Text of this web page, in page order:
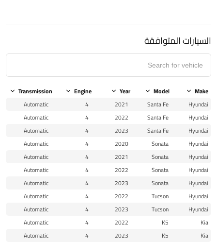
السيارات المتوافقة
Make
Model
Year
Engine
Transmission
Hyundai
Santa Fe
2021
4
Automatic
Hyundai
Santa Fe
2022
4
Automatic
Hyundai
Santa Fe
2023
4
Automatic
Hyundai
Sonata
2020
4
Automatic
Hyundai
Sonata
2021
4
Automatic
Hyundai
Sonata
2022
4
Automatic
Hyundai
Sonata
2023
4
Automatic
Hyundai
Tucson
2022
4
Automatic
Hyundai
Tucson
2023
4
Automatic
Kia
K5
2022
4
Automatic
Kia
K5
2023
4
Automatic